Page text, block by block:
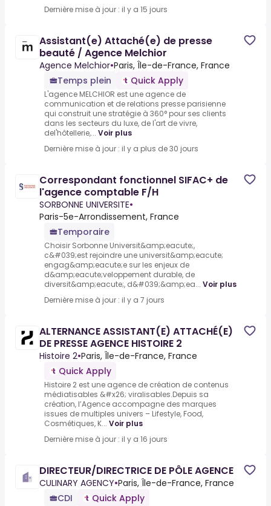
Dernière mise à jour : il y a 15 jours
Assistant(e) Attaché(e) de presse
beauté / Agence Melchior
Agence Melchior•Paris, Île-de-France, France
Temps plein
Quick Apply
L'agence MELCHIOR est une agence de
communication et de relations presse parisienne
qui construit une stratégie à 360° pour ses clients
dans les secteurs du luxe, de l'art de vivre,
del'hôtellerie,... Voir plus
Dernière mise à jour : il y a plus de 30 jours
Correspondant fonctionnel SIFAC+ de
l'agence comptable F/H
SORBONNE UNIVERSITE•
Paris-5e-Arrondissement, France
Temporaire
Choisir Sorbonne Universit&amp;eacute;,
c&#039;est rejoindre une universit&amp;eacute;
engag&amp;eacute;e sur les enjeux de
d&amp;eacute;veloppement durable, de
diversit&amp;eacute;, d&#039;&amp;ea... Voir plus
Dernière mise à jour : il y a 7 jours
ALTERNANCE ASSISTANT(E) ATTACHÉ(E)
DE PRESSE AGENCE HISTOIRE 2
Histoire 2•Paris, Île-de-France, France
Quick Apply
Histoire 2 est une agence de création de contenus
médiatisables &#x26; viralisables.Depuis sa
création, l’Agence accompagne des marques
issues de multiples univers – Lifestyle, Food,
Cosmétiques, K... Voir plus
Dernière mise à jour : il y a 16 jours
DIRECTEUR/DIRECTRICE DE PÔLE AGENCE
CULINARY AGENCY•Paris, Île-de-France, France
CDI
Quick Apply